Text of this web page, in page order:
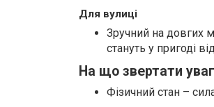
Для вулиці
Зручний на довгих
стануть у пригоді
На що звертати
Фізичний стан –